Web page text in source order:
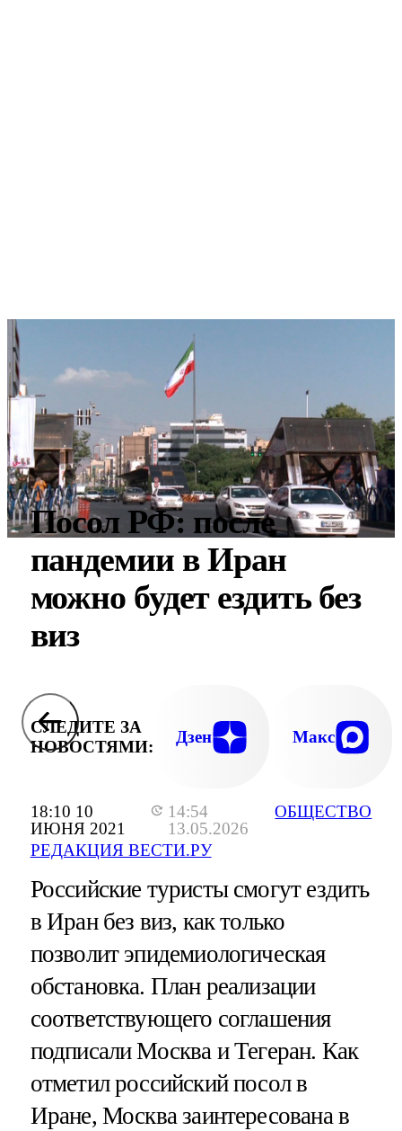
18:10 10
ИЮНЯ 2021
14:54
13.05.2026
РЕДАКЦИЯ ВЕСТИ.РУ
ОБЩЕСТВО
Посол РФ: после
пандемии в Иран
можно будет ездить без
виз
СЛЕДИТЕ ЗА
НОВОСТЯМИ:
Дзен Макс
Российские туристы смогут ездить
в Иран без виз, как только
позволит эпидемиологическая
обстановка. План реализации
соответствующего соглашения
подписали Москва и Тегеран. Как
отметил российский посол в
Иране, Москва заинтересована в